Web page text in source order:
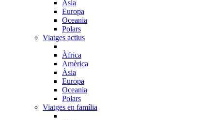
Àsia
Europa
Oceania
Polars
Viatges actius
Àfrica
Amèrica
Àsia
Europa
Oceania
Polars
Viatges en família